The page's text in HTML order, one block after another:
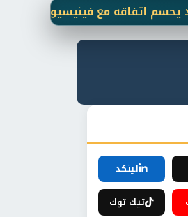
مع فينيسيوس جونيور حتى 2031
لينكد
تيك توك